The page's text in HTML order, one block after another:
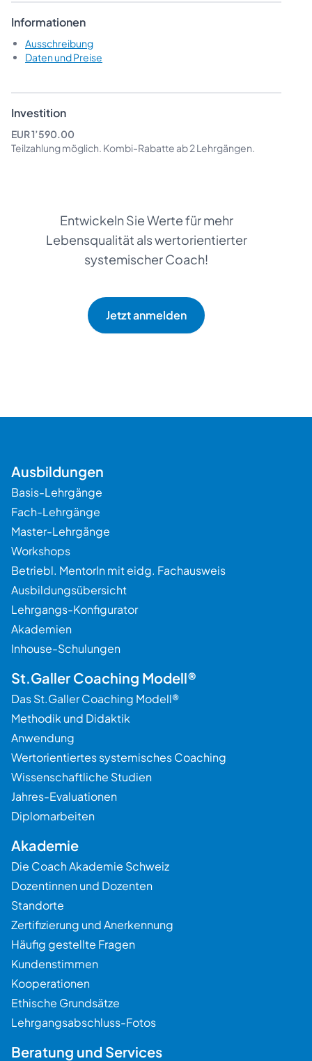
Informationen
Ausschreibung
Daten und Preise
Investition
EUR 1’590.00
Teilzahlung möglich. Kombi-Rabatte ab 2 Lehrgängen.
Entwickeln Sie Werte für mehr
Lebensqualität als wertorientierter
systemischer Coach!
Ausbildungen
Basis-Lehrgänge
Fach-Lehrgänge
Master-Lehrgänge
Workshops
Betriebl. MentorIn mit eidg. Fachausweis
Ausbildungsübersicht
Lehrgangs-Konfigurator
Akademien
Inhouse-Schulungen
St.Galler Coaching Modell®
Das St.Galler Coaching Modell®
Methodik und Didaktik
Anwendung
Wertorientiertes systemisches Coaching
Wissenschaftliche Studien
Jahres-Evaluationen
Diplomarbeiten
Akademie
Die Coach Akademie Schweiz
Dozentinnen und Dozenten
Standorte
Zertifizierung und Anerkennung
Häufig gestellte Fragen
Kundenstimmen
Kooperationen
Ethische Grundsätze
Lehrgangsabschluss-Fotos
Beratung und Services